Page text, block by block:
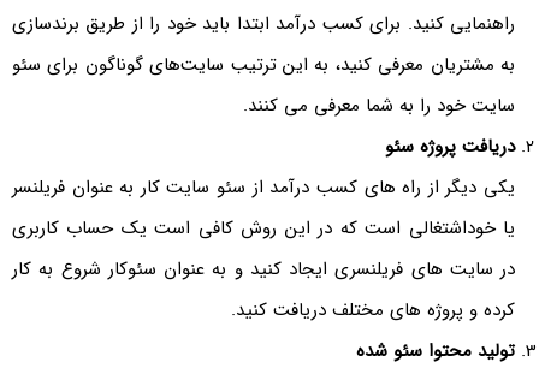
راهنمایی کنید. برای کسب درآمد ابتدا باید خود را از طریق برندسازی
به مشتریان معرفی کنید، به این ترتیب سایت‌های گوناگون برای سئو
سایت خود را به شما معرفی می کنند.
دریافت پروژه سئو
یکی دیگر از راه های کسب درآمد از سئو سایت کار به عنوان فریلنسر
یا خوداشتغالی است که در این روش کافی است یک حساب کاربری
در سایت های فریلنسری ایجاد کنید و به عنوان سئوکار شروع به کار
کرده و پروژه های مختلف دریافت کنید.
تولید محتوا سئو شده